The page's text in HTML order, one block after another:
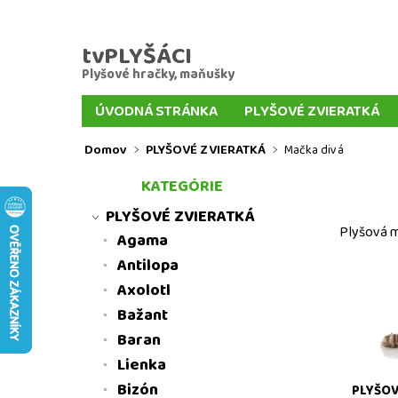
tvPLYŠÁCI
Plyšové hračky, maňušky
ÚVODNÁ STRÁNKA PLYŠOVÉ ZVIERATKÁ
VEĽKÍ PLYŠÁCI
PLYŠOVÉ KĽÚČENKY
DOPRAVA A PLATBA TOVARU
Domov PLYŠOVÉ ZVIERATKÁ Mačka divá
Plyšová
KATEGÓRIE
PLYŠOVÉ ZVIERATKÁ
Agama
Antilopa
Axolotl
Bažant
Baran
Lienka
Bizón